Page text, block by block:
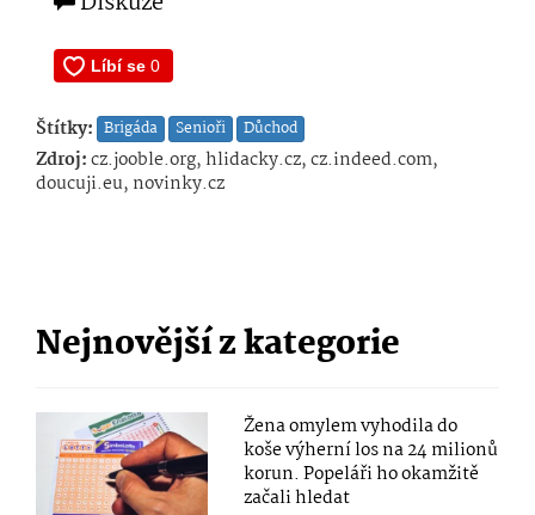
Štítky: Brigáda Senioři Důchod
Zdroj:cz.jooble.org, hlidacky.cz, cz.indeed.com,
doucuji.eu, novinky.cz
Nejnovější z kategorie
Žena omylem vyhodila do
koše výherní los na 24 milionů
korun. Popeláři ho okamžitě
začali hledat